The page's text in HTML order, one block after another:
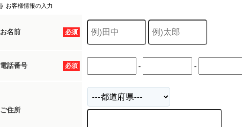
お客様情報の入力
必須
お名前
必須
電話番号 - -
ご住所